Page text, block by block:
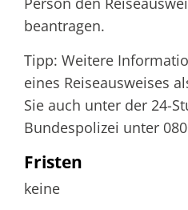
beantragen.
Tipp: Weitere
eines Reiseausweises
Sie auch unter der 24-
Bundespolizei unter
Fristen
keine